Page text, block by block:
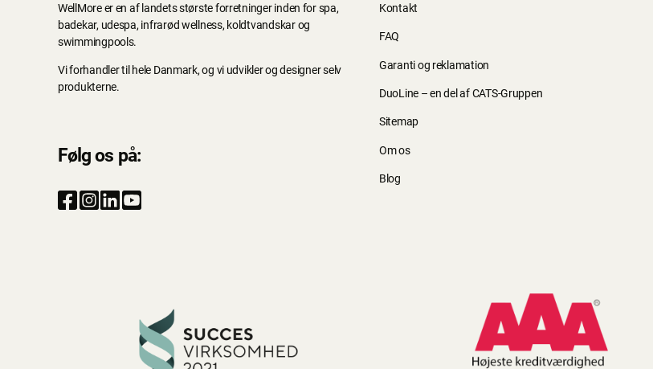
WellMore er en af landets største forretninger inden for spa,
badekar, udespa, infrarød wellness, koldtvandskar og
swimmingpools.
Vi forhandler til hele Danmark, og vi udvikler og designer selv
produkterne.
Følg os på:
Kontakt
FAQ
Garanti og reklamation
DuoLine – en del af CATS-Gruppen
Sitemap
Om os
Blog